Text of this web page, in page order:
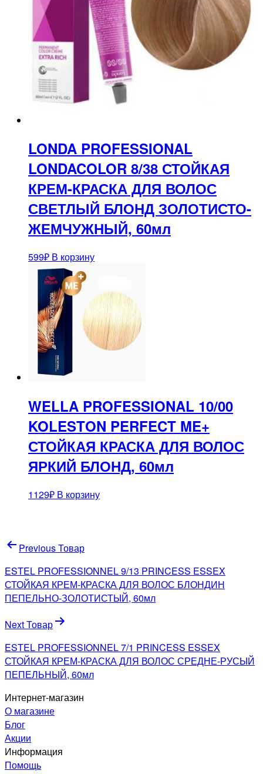
LONDA PROFESSIONAL
LONDACOLOR 8/38 СТОЙКАЯ
КРЕМ-КРАСКА ДЛЯ ВОЛОС
СВЕТЛЫЙ БЛОНД ЗОЛОТИСТО-
ЖЕМЧУЖНЫЙ, 60мл
599₽ В корзину
WELLA PROFESSIONAL 10/00
KOLESTON PERFECT ME+
СТОЙКАЯ КРАСКА ДЛЯ ВОЛОС
ЯРКИЙ БЛОНД, 60мл
1129₽ В корзину
Навигация
по
записям
Previous Товар
ESTEL PROFESSIONNEL 9/13 PRINCESS ESSEX
СТОЙКАЯ КРЕМ-КРАСКА ДЛЯ ВОЛОС БЛОНДИН
ПЕПЕЛЬНО-ЗОЛОТИСТЫЙ, 60мл
Next Товар
ESTEL PROFESSIONNEL 7/1 PRINCESS ESSEX
СТОЙКАЯ КРЕМ-КРАСКА ДЛЯ ВОЛОС СРЕДНЕ-РУСЫЙ
ПЕПЕЛЬНЫЙ, 60мл
Интернет-магазин
О магазине
Блог
Акции
Информация
Помощь